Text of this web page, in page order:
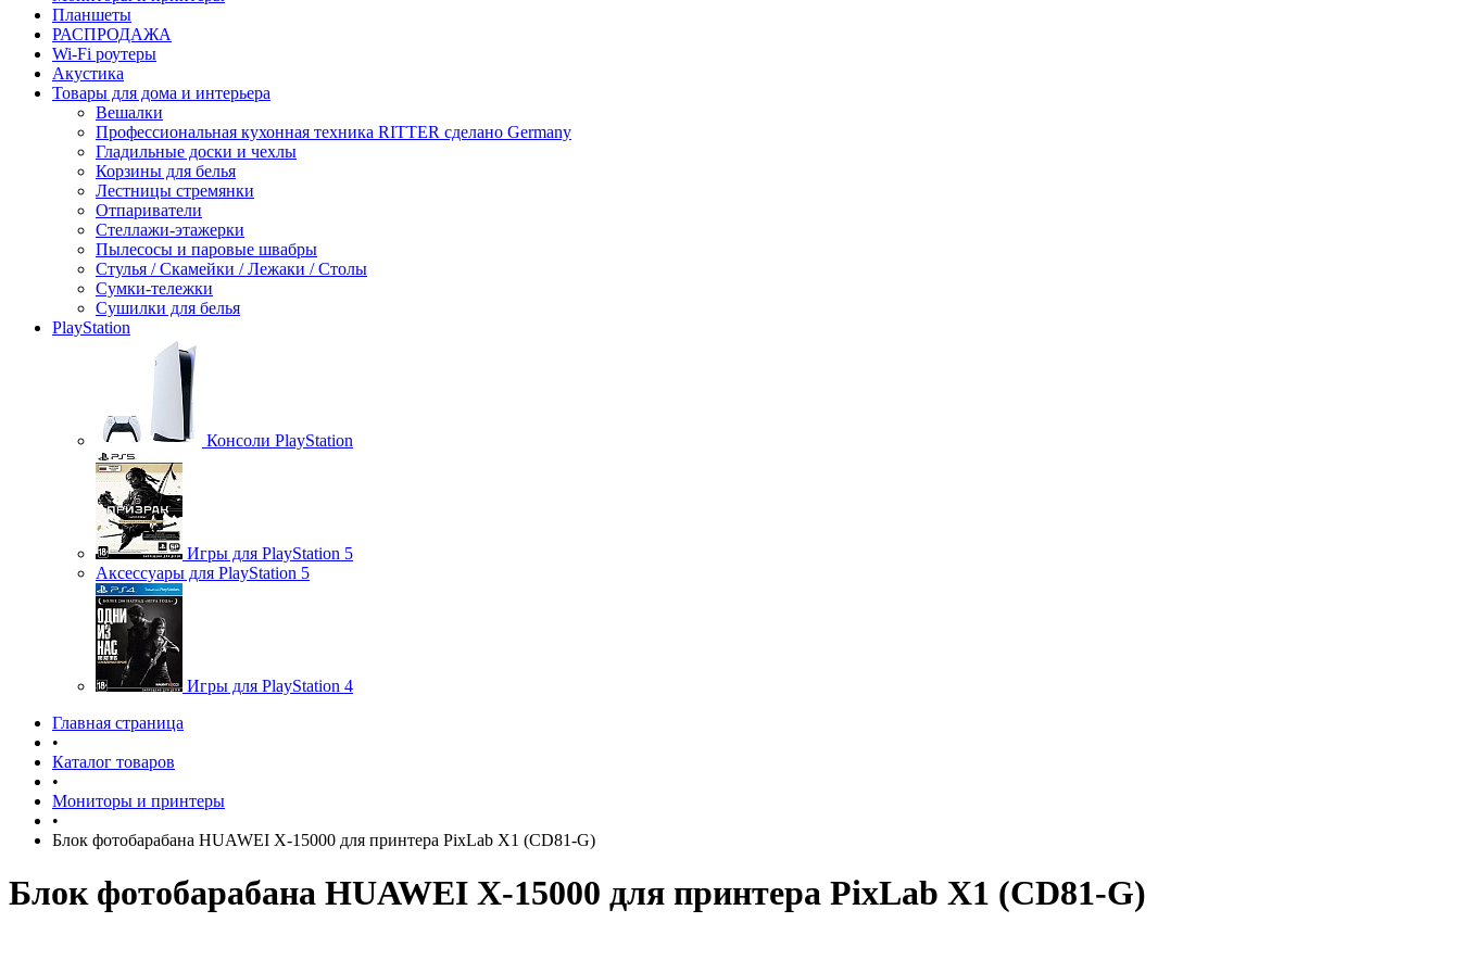
Планшеты
РАСПРОДАЖА
Wi-Fi роутеры
Акустика
Товары для дома и интерьера
Вешалки
Профессиональная кухонная техника RITTER сделано Germany
Гладильные доски и чехлы
Корзины для белья
Лестницы стремянки
Отпариватели
Стеллажи-этажерки
Пылесосы и паровые швабры
Стулья / Скамейки / Лежаки / Столы
Сумки-тележки
Сушилки для белья
PlayStation
Консоли PlayStation
Игры для PlayStation 5
Аксессуары для PlayStation 5
Игры для PlayStation 4
Главная страница
•
Каталог товаров
•
Мониторы и принтеры
•
Блок фотобарабана HUAWEI X-15000 для принтера PixLab X1 (CD81-G)
Блок фотобарабана HUAWEI X-15000 для принтера PixLab X1 (CD81-G)